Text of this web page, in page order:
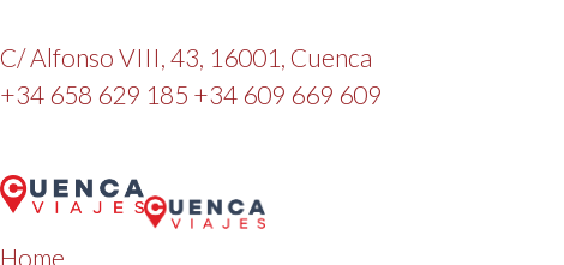
C/ Alfonso VIII, 43, 16001, Cuenca
+34 658 629 185 +34 609 669 609
Home